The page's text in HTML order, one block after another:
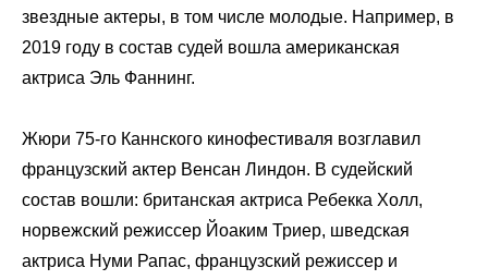
звездные актеры, в том числе молодые. Например, в
2019 году в состав судей вошла американская
актриса Эль Фаннинг.
Жюри 75-го Каннского кинофестиваля возглавил
французский актер Венсан Линдон. В судейский
состав вошли: британская актриса Ребекка Холл,
норвежский режиссер Йоаким Триер, шведская
актриса Нуми Рапас, французский режиссер и